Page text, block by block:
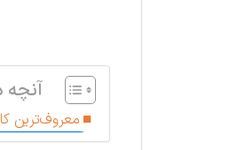
معروف‌ترین